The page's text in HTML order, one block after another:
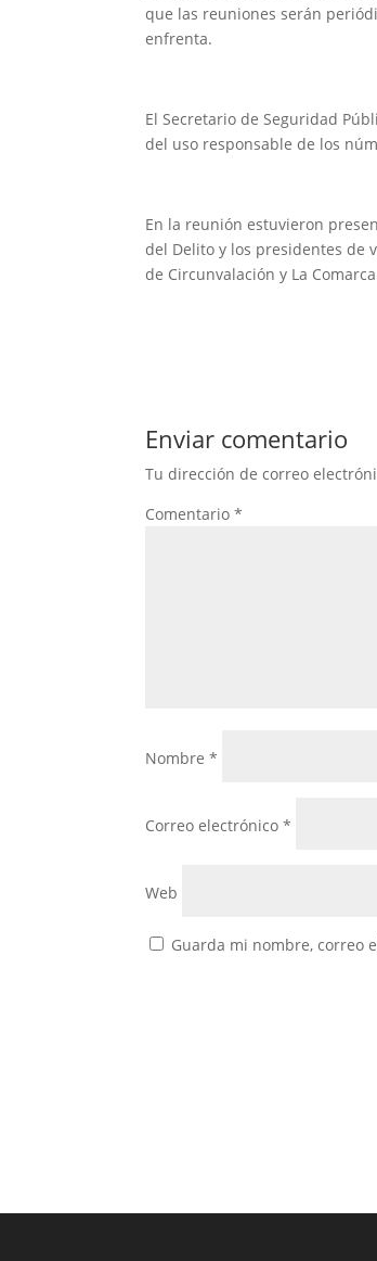
que las reuniones serán
enfrenta.
El Secretario de Seguridad
del uso responsable de los
En la reunión estuvieron
del Delito y los presidentes de
de Circunvalación y La
Enviar comentario
Tu dirección de correo
Comentario*
Nombre*
Correo electrónico*
Web
Guarda mi nombre, correo